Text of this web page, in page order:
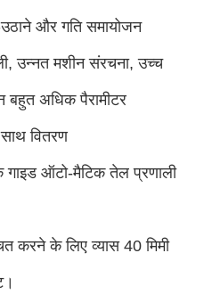
और गति समायोजन
उन्नत मशीन संरचना, उच्च
बहुत अधिक पैरामीटर
वितरण
ऑटो-मैटिक तेल प्रणाली
करने के लिए व्यास 40 मिमी